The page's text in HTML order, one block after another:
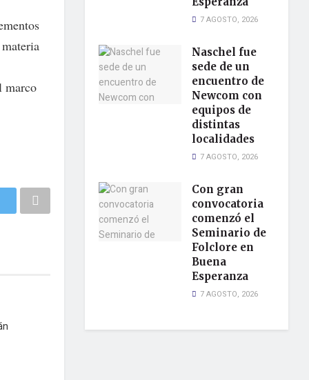
marco
7 AGOSTO, 2026
Naschel fue
sede de un
encuentro de
Newcom con
equipos de
distintas
localidades
7 AGOSTO, 2026
Con gran
convocatoria
comenzó el
Seminario de
Folclore en
Buena
Esperanza
7 AGOSTO, 2026